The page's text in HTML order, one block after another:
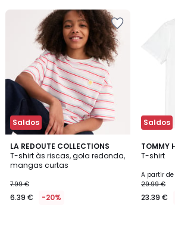
Saldos
LA REDOUTE COLLECTIONS
T-shirt às riscas, gola redonda,
mangas curtas
7.99 €
6.39 € -20%
1
/
5
2
Cores
Saldos
TOMMY
T-shirt
A partir de
29.99 €
23.39 €
4,5
/ 5
4
Cores